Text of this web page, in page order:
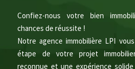
Confiez-nous votre bien
chances de réussite !
Notre agence immobilière LPI
étape de votre projet
reconnue et une expérience